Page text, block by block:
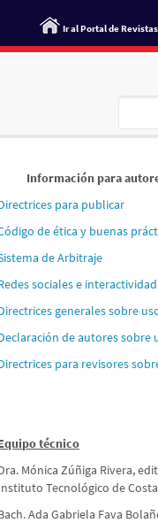
Ir al Portal de Revistas
Información para
para publicar
de ética y buenas
de Arbitraje
sociales e interactividad
generales sobre
de autores sobre
para revisores
técnico
Mónica Zúñiga Rivera,
Tecnológico de Costa
Ada Gabriela Fava